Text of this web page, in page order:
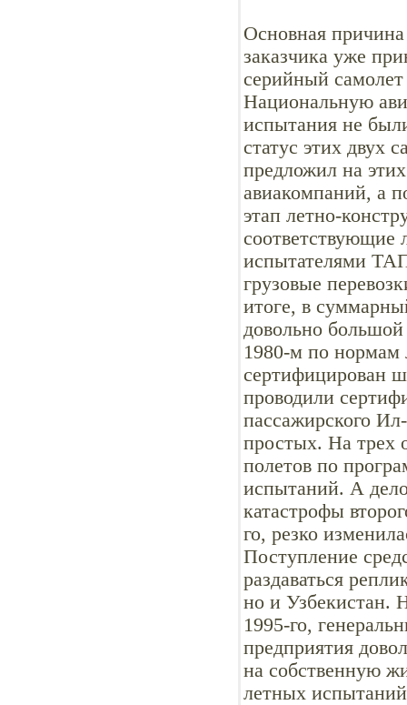
Основная
заказчика уже
серийный
Национальную
испытания не
статус этих двух
предложил на
авиакомпаний, а
этап летно-
соответствующие
испытателями
грузовые
итоге, в
довольно
1980-м по нормам
сертифицирован
проводили
пассажирского
простых. На трех
полетов по
испытаний. А
катастрофы
го, резко
Поступление
раздаваться
но и Узбекистан.
1995-го,
предприятия
на собственную
летных